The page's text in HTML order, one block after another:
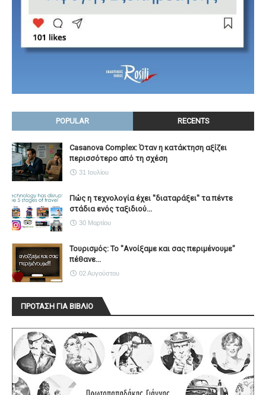
POPULAR RECENTS
Casanova Complex: Όταν η κατάκτηση αξίζει
περισσότερο από τη σχέση
31 Ιουλίου
Πώς η τεχνολογία έχει ''διαταράξει'' τα πέντε
στάδια ενός ταξιδιού...
30 Μαρτίου
Τουρισμός: Το "Ανοίξαμε και σας περιμένουμε"
πέθανε...
02 Αυγούστου
ΠΡΟΤΑΣΗ ΓΙΑ ΒΙΒΛΙΟ